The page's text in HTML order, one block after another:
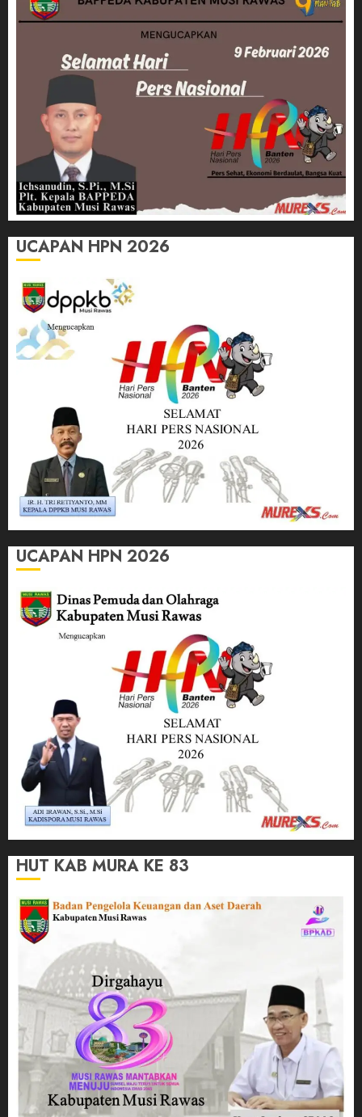
UCAPAN HPN 2026
UCAPAN HPN 2026
HUT KAB MURA KE 83